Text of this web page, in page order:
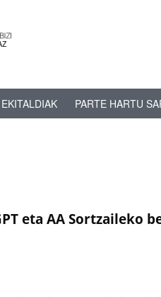
EKITALDIAK PARTE HARTU
eta AA Sortzaileko